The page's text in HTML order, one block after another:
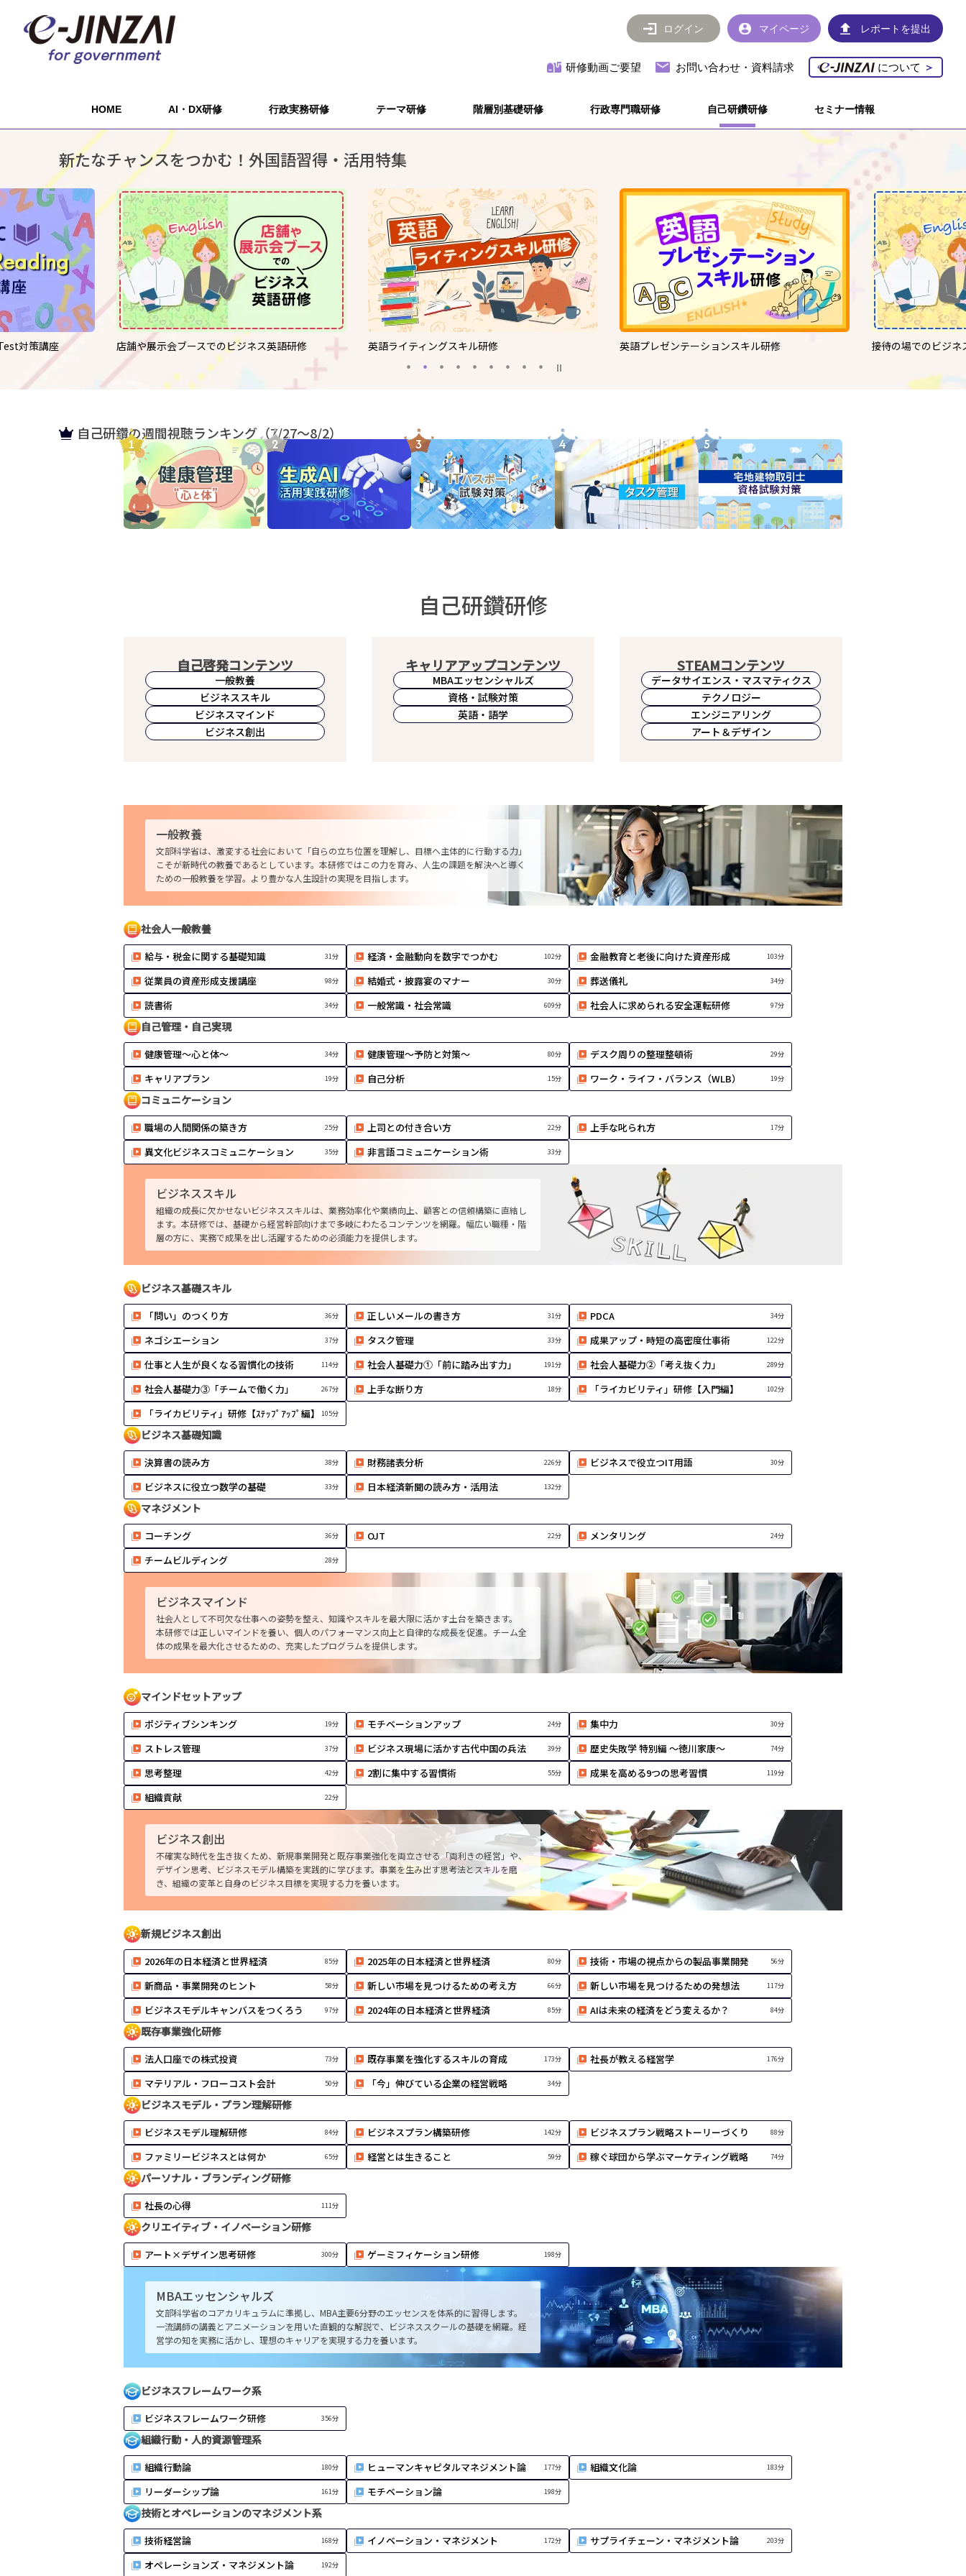
ログイン マイページ レポートを提出
研修動画ご要望 お問い合わせ・資料請求 について ＞
HOME AI・DX研修 行政実務研修 テーマ研修 階層別基礎研修 行政専門職研修 自己研鑽研修 セミナー情報
新たなチャンスをつかむ！外国語習得・活用特集
対策講座 店舗や展示会ブースでのビジネス英語研修 英語ライティングスキル研修 英語プレゼンテーションスキル研修 接待の場でのビジネ
自己研鑽の週間視聴ランキング（7/27～8/2）
自己研鑽研修
自己啓発コンテンツ
一般教養
ビジネススキル
ビジネスマインド
ビジネス創出
キャリアアップコンテンツ
MBAエッセンシャルズ
資格・試験対策
英語・語学
STEAMコンテンツ
データサイエンス・ マスマティクス
テクノロジー
エンジニアリング
アート＆デザイン
一般教養
文部科学省は、激変する社会において「自らの立ち位置を理解し、目標へ主体的に行動する力」
こそが新時代の教養であるとしています。本研修ではこの力を育み、人生の課題を解決へと導く
ための一般教養を学習。より豊かな人生設計の実現を目指します。
社会人一般教養
給与・税金に関する基礎知識 31分 経済・金融動向を数字でつかむ 102分 金融教育と老後に向けた資産形成 103分
従業員の資産形成支援講座 98分 結婚式・披露宴のマナー 30分 葬送儀礼 34分
読書術 34分 一般常識・社会常識 609分 社会人に求められる安全運転研修 97分
自己管理・自己実現
健康管理～心と体～ 34分 健康管理～予防と対策～ 80分 デスク周りの整理整頓術 29分
キャリアプラン 19分 自己分析 15分 ワーク・ライフ・バランス（WLB） 19分
コミュニケーション
職場の人間関係の築き方 25分 上司との付き合い方 22分 上手な叱られ方 17分
異文化ビジネスコミュニケーション 35分 非言語コミュニケーション術 33分
ビジネススキル
組織の成長に欠かせないビジネススキルは、業務効率化や業績向上、顧客との信頼構築に直結し
ます。本研修では、基礎から経営幹部向けまで多岐にわたるコンテンツを網羅。幅広い職種・階
層の方に、実務で成果を出し活躍するための必須能力を提供します。
ビジネス基礎スキル
「問い」のつくり方 36分 正しいメールの書き方 31分 PDCA 34分
ネゴシエーション 37分 タスク管理 33分 成果アップ・時短の高密度仕事術 122分
仕事と人生が良くなる習慣化の技術 114分 社会人基礎力①「前に踏み出す力」 191分 社会人基礎力②「考え抜く力」 289分
社会人基礎力③「チームで働く力」 267分 上手な断り方 18分 「ライカビリティ」研修【入門編】 102分
「ライカビリティ」研修【ｽﾃｯﾌﾟｱｯﾌﾟ編】 105分
ビジネス基礎知識
決算書の読み方 38分 財務諸表分析 226分 ビジネスで役立つIT用語 30分
ビジネスに役立つ数学の基礎 33分 日本経済新聞の読み方・活用法 132分
マネジメント
コーチング 36分 OJT 22分 メンタリング 24分
チームビルディング 28分
ビジネスマインド
社会人として不可欠な仕事への姿勢を整え、知識やスキルを最大限に活かす土台を築きます。
本研修では正しいマインドを養い、個人のパフォーマンス向上と自律的な成長を促進。チーム全
体の成果を最大化させるための、充実したプログラムを提供します。
マインドセットアップ
ポジティブシンキング 19分 モチベーションアップ 24分 集中力 30分
ストレス管理 37分 ビジネス現場に活かす古代中国の兵法 39分 歴史失敗学 特別編 ～徳川家康～ 74分
思考整理 42分 2割に集中する習慣術 55分 成果を高める9つの思考習慣 119分
組織貢献 22分
ビジネス創出
不確実な時代を生き抜くため、新規事業開発と既存事業強化を両立させる「両利きの経営」や、
デザイン思考、ビジネスモデル構築を実践的に学びます。事業を生み出す思考法とスキルを磨
き、組織の変革と自身のビジネス目標を実現する力を養います。
新規ビジネス創出
2026年の日本経済と世界経済 85分 2025年の日本経済と世界経済 80分 技術・市場の視点からの製品事業開発 56分
新商品・事業開発のヒント 58分 新しい市場を見つけるための考え方 66分 新しい市場を見つけるための発想法 117分
ビジネスモデルキャンバスをつくろう 97分 2024年の日本経済と世界経済 85分 AIは未来の経済をどう変えるか？ 84分
既存事業強化研修
法人口座での株式投資 73分 既存事業を強化するスキルの育成 173分 社長が教える経営学 176分
マテリアル・フローコスト会計 50分 「今」伸びている企業の経営戦略 34分
ビジネスモデル・プラン理解研修
ビジネスモデル理解研修 84分 ビジネスプラン構築研修 142分 ビジネスプラン戦略ストーリーづくり 88分
ファミリービジネスとは何か 65分 経営とは生きること 59分 稼ぐ球団から学ぶマーケティング戦略 74分
パーソナル・ブランディング研修
社長の心得 111分
クリエイティブ・イノベーション研修
アート×デザイン思考研修 300分 ゲーミフィケーション研修 198分
MBAエッセンシャルズ
文部科学省のコアカリキュラムに準拠し、MBA主要6分野のエッセンスを体系的に習得します。
一流講師の講義とアニメーションを用いた直観的な解説で、ビジネススクールの基礎を網羅。経
営学の知を実務に活かし、理想のキャリアを実現する力を養います。
ビジネスフレームワーク系
ビジネスフレームワーク研修 356分
組織行動・人的資源管理系
組織行動論 180分 ヒューマンキャピタルマネジメント論 177分 組織文化論 183分
リーダーシップ論 161分 モチベーション論 198分
技術とオペレーションのマネジメント系
技術経営論 168分 イノベーション・マネジメント 172分 サプライチェーン・マネジメント論 203分
オペレーションズ・マネジメント論 192分